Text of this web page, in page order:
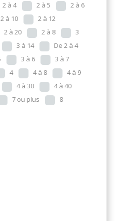
2 à 4 2 à 5
2 à 6
2 à 10
2 à 12
2 à 20 2 à 8
3
3 à 14
De 2 à 4
3 à 6
3 à 7
4 4 à 8
4 à 9
4 à 30
4 à 40
7 ou plus 8